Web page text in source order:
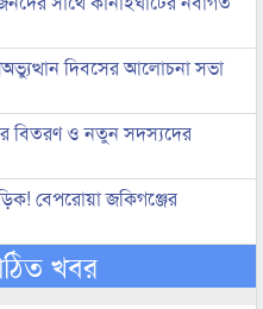
দিবসের আলোচনা সভা
বিতরণ ও নতুন সদস্যদের
বেপরোয়া জকিগঞ্জের
খবর